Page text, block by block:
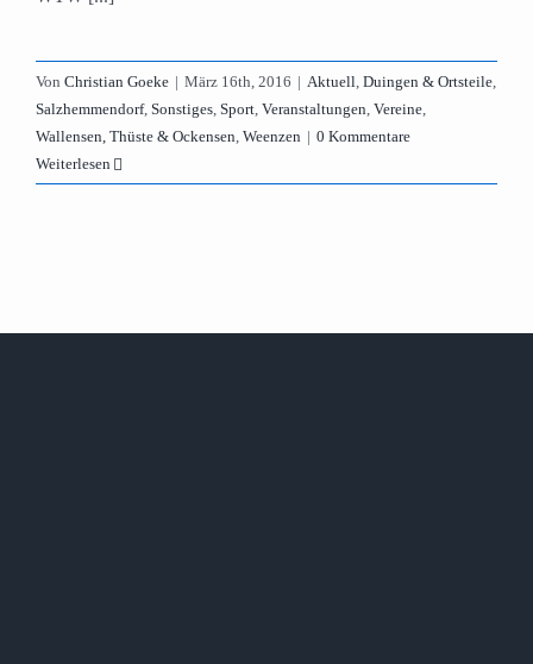
Von Christian Goeke | März 16th, 2016 | Aktuell, Duingen & Ortsteile,
Salzhemmendorf, Sonstiges, Sport, Veranstaltungen, Vereine,
Wallensen, Thüste & Ockensen, Weenzen | 0 Kommentare
Weiterlesen